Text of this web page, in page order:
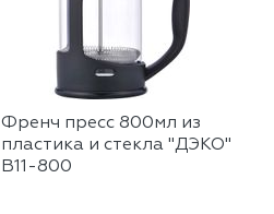
Френч пресс 800мл из
пластика и стекла "ДЭКО"
B11-800